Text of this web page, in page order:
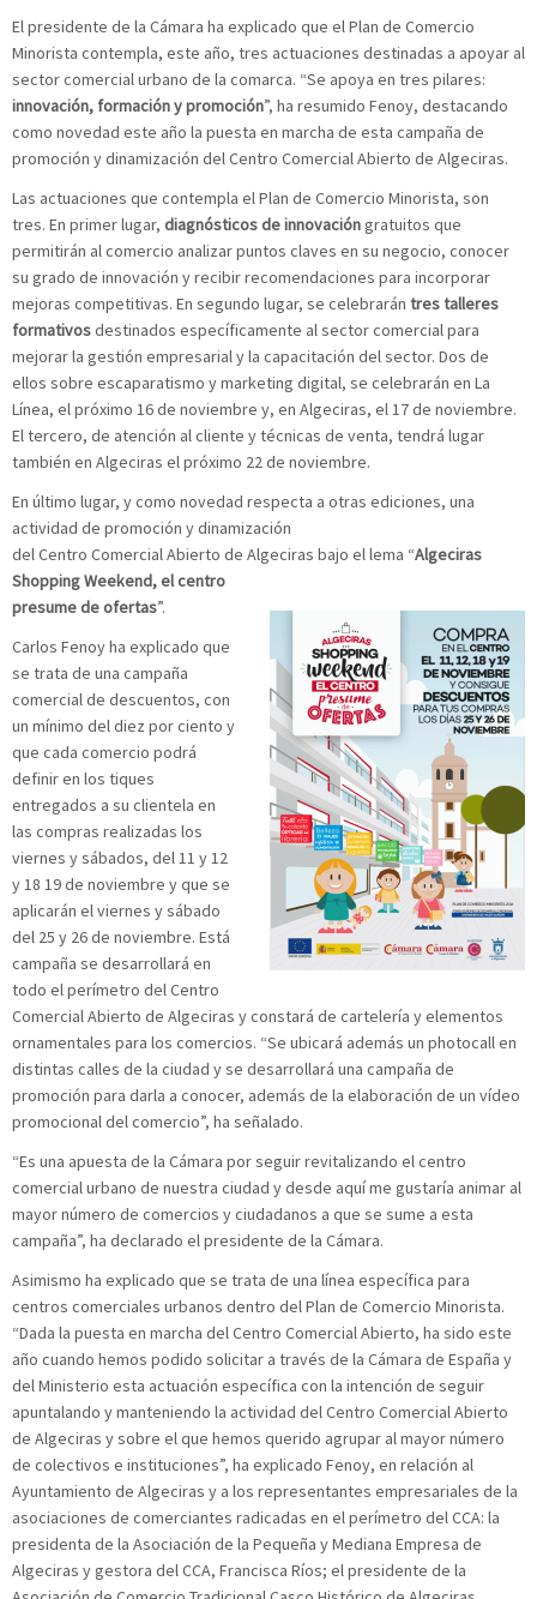
El presidente de la Cámara ha explicado que el Plan de Comercio
Minorista contempla, este año, tres actuaciones destinadas a apoyar al
sector comercial urbano de la comarca. “Se apoya en tres pilares:
innovación, formación y promoción”, ha resumido Fenoy, destacando
como novedad este año la puesta en marcha de esta campaña de
promoción y dinamización del Centro Comercial Abierto de Algeciras.
Las actuaciones que contempla el Plan de Comercio Minorista, son
tres. En primer lugar, diagnósticos de innovacióngratuitos que
permitirán al comercio analizar puntos claves en su negocio, conocer
su grado de innovación y recibir recomendaciones para incorporar
mejoras competitivas. En segundo lugar, se celebrarán tres talleres
formativosdestinados específicamente al sector comercial para
mejorar la gestión empresarial y la capacitación del sector. Dos de
ellos sobre escaparatismo y marketing digital, se celebrarán en La
Línea, el próximo 16 de noviembre y, en Algeciras, el 17 de noviembre.
El tercero, de atención al cliente y técnicas de venta, tendrá lugar
también en Algeciras el próximo 22 de noviembre.
En último lugar, y como novedad respecta a otras ediciones, una
actividad de promoción y dinamización
del Centro Comercial Abierto de Algeciras bajo el lema “Algeciras
Shopping Weekend, el centro
presume de ofertas”.
Carlos Fenoy ha explicado que
se trata de una campaña
comercial de descuentos, con
un mínimo del diez por ciento y
que cada comercio podrá
definir en los tiques
entregados a su clientela en
las compras realizadas los
viernes y sábados, del 11 y 12
y 18 19 de noviembre y que se
aplicarán el viernes y sábado
del 25 y 26 de noviembre. Está
campaña se desarrollará en
todo el perímetro del Centro
Comercial Abierto de Algeciras y constará de cartelería y elementos
ornamentales para los comercios. “Se ubicará además un photocall en
distintas calles de la ciudad y se desarrollará una campaña de
promoción para darla a conocer, además de la elaboración de un vídeo
promocional del comercio”, ha señalado.
“Es una apuesta de la Cámara por seguir revitalizando el centro
comercial urbano de nuestra ciudad y desde aquí me gustaría animar al
mayor número de comercios y ciudadanos a que se sume a esta
campaña”, ha declarado el presidente de la Cámara.
Asimismo ha explicado que se trata de una línea específica para
centros comerciales urbanos dentro del Plan de Comercio Minorista.
“Dada la puesta en marcha del Centro Comercial Abierto, ha sido este
año cuando hemos podido solicitar a través de la Cámara de España y
del Ministerio esta actuación específica con la intención de seguir
apuntalando y manteniendo la actividad del Centro Comercial Abierto
de Algeciras y sobre el que hemos querido agrupar al mayor número
de colectivos e instituciones”, ha explicado Fenoy, en relación al
Ayuntamiento de Algeciras y a los representantes empresariales de la
asociaciones de comerciantes radicadas en el perímetro del CCA: la
presidenta de la Asociación de la Pequeña y Mediana Empresa de
Algeciras y gestora del CCA, Francisca Ríos; el presidente de la